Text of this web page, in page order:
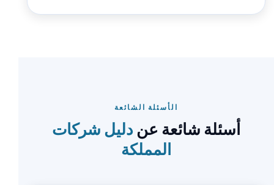
الأسئلة الشائعة
أسئلة شائعة عن دليل شركات
المملكة